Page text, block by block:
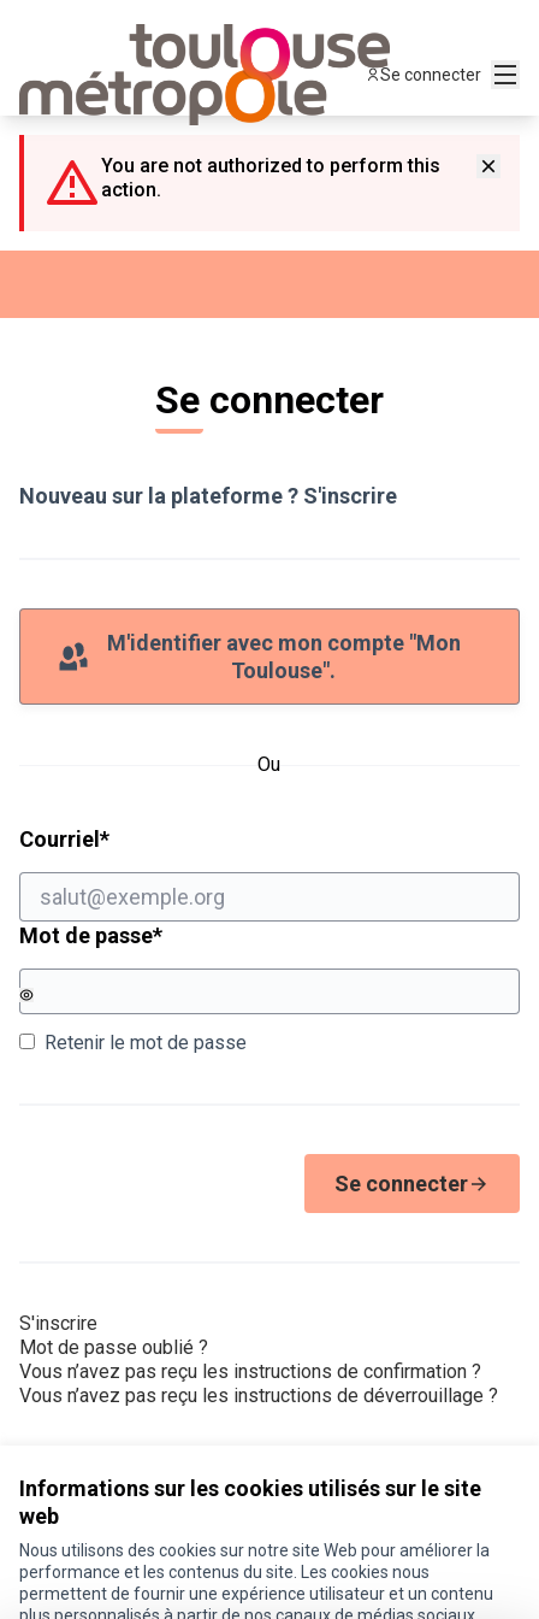
Informations sur les cookies utilisés sur le site
web
Nous utilisons des cookies sur notre site Web pour améliorer la
performance et les contenus du site. Les cookies nous
permettent de fournir une expérience utilisateur et un contenu
Se connecter
You are not authorized to perform this
action.
Se connecter
Nouveau sur la plateforme ? S'inscrire
M'identifier avec mon compte "Mon
Toulouse".
Ou
Courriel *Champ obligatoire
Mot de passe*Champ obligatoire
Retenir le mot de passe
Se connecter
S'inscrire
Mot de passe oublié ?
Vous n’avez pas reçu les instructions de confirmation ?
Vous n’avez pas reçu les instructions de déverrouillage ?
Conditions d'utilisation
Paramètres des cookies
Je participe ! sur X
Je participe ! sur Facebook
Je participe ! sur Instagram